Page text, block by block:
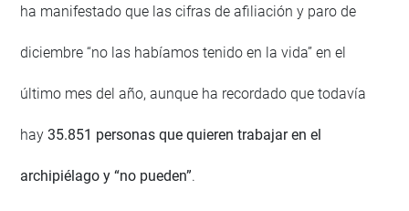
ha manifestado que las cifras de afiliación y paro de
diciembre “no las habíamos tenido en la vida” en el
último mes del año, aunque ha recordado que todavía
hay35.851 personas que quieren trabajar en el
archipiélago y “no pueden”.